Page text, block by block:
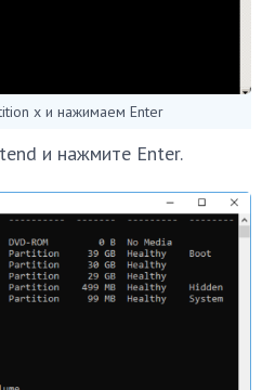
x и нажимаем Enter
и нажмите Enter.